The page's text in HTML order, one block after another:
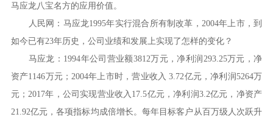
马应龙八宝名方的应用价值。
人民网：马应龙1995年实行混合所有制改革，2004年上市，到
如今已有23年历史，公司业绩和发展上实现了怎样的变化？
马应龙：1994年公司营业额3812万元，净利润293.25万元，净
资产1146万元；2004年上市时，营业收入 3.72亿元，净利润5264万
元；2017年，公司实现营业收入17.5亿元，净利润3.2亿元，净资产
21.92亿元，各项指标均成倍增长。每年目标客户从百万级人次跃升